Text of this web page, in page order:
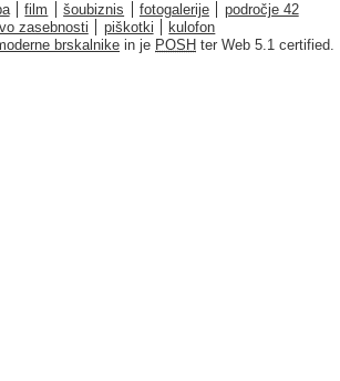
film šoubiznis fotogalerije
področje 42
zasebnosti piškotki
kulofon
brskalnike in je POSH ter Web 5.1 certified.